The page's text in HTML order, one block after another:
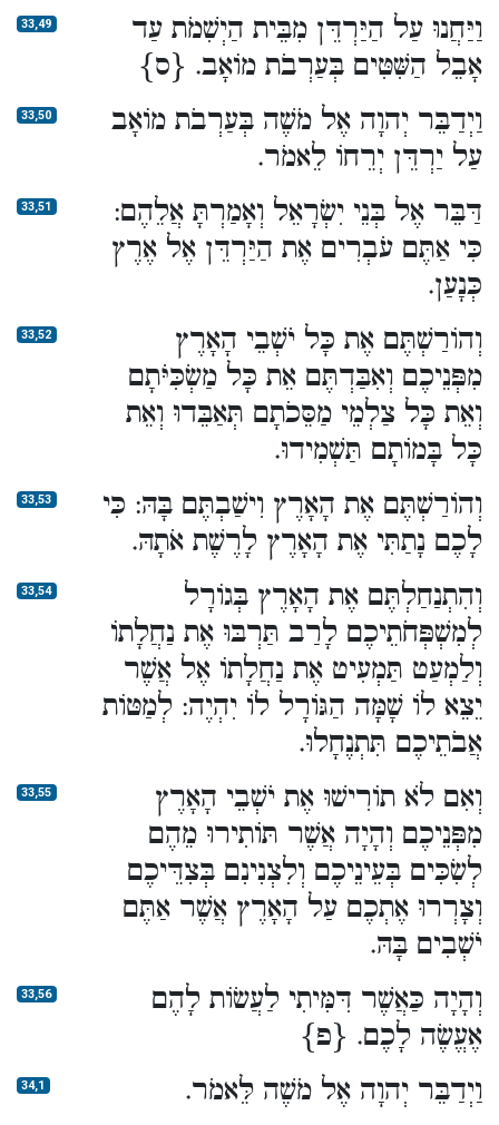
33,49
וַיַּחֲנוּ עַל הַיַּרְדֵּן מִבֵּית הַיְשִׁמֹת עַד
אָבֵל הַשִּׁטִּים בְּעַרְבֹת מוֹאָב. {ס}
33,50
וַיְדַבֵּר יְהוָה אֶל מֹשֶׁה בְּעַרְבֹת מוֹאָב
עַל יַרְדֵּן יְרֵחוֹ לֵאמֹר.
33,51
דַּבֵּר אֶל בְּנֵי יִשְׂרָאֵל וְאָמַרְתָּ אֲלֵהֶם:
כִּי אַתֶּם עֹבְרִים אֶת הַיַּרְדֵּן אֶל אֶרֶץ
כְּנָעַן.
33,52
וְהוֹרַשְׁתֶּם אֶת כָּל יֹשְׁבֵי הָאָרֶץ
מִפְּנֵיכֶם וְאִבַּדְתֶּם אֵת כָּל מַשְׂכִּיֹּתָם
וְאֵת כָּל צַלְמֵי מַסֵּכֹתָם תְּאַבֵּדוּ וְאֵת
כָּל בָּמוֹתָם תַּשְׁמִידוּ.
33,53
וְהוֹרַשְׁתֶּם אֶת הָאָרֶץ וִישַׁבְתֶּם בָּהּ: כִּי
לָכֶם נָתַתִּי אֶת הָאָרֶץ לָרֶשֶׁת אֹתָהּ.
33,54
וְהִתְנַחַלְתֶּם אֶת הָאָרֶץ בְּגוֹרָל
לְמִשְׁפְּחֹתֵיכֶם לָרַב תַּרְבּוּ אֶת נַחֲלָתוֹ
וְלַמְעַט תַּמְעִיט אֶת נַחֲלָתוֹ אֶל אֲשֶׁר
יֵצֵא לוֹ שָׁמָּה הַגּוֹרָל לוֹ יִהְיֶה: לְמַטּוֹת
אֲבֹתֵיכֶם תִּתְנֶחָלוּ.
33,55
וְאִם לֹא תוֹרִישׁוּ אֶת יֹשְׁבֵי הָאָרֶץ
מִפְּנֵיכֶם וְהָיָה אֲשֶׁר תּוֹתִירוּ מֵהֶם
לְשִׂכִּים בְּעֵינֵיכֶם וְלִצְנִינִם בְּצִדֵּיכֶם
וְצָרְרוּ אֶתְכֶם עַל הָאָרֶץ אֲשֶׁר אַתֶּם
יֹשְׁבִים בָּהּ.
33,56
וְהָיָה כַּאֲשֶׁר דִּמִּיתִי לַעֲשׂוֹת לָהֶם
אֶעֱשֶׂה לָכֶם. {פ}
34,1 וַיְדַבֵּר יְהוָה אֶל מֹשֶׁה לֵּאמֹר.